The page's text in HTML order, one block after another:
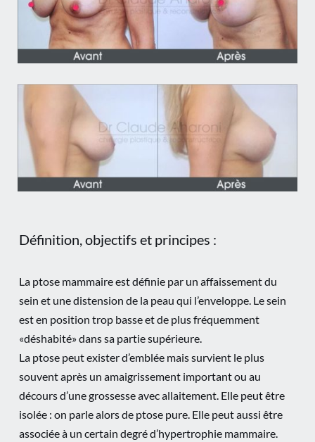
Définition, objectifs et principes :
La ptose mammaire est définie par un affaissement du
sein et une distension de la peau qui l’enveloppe. Le sein
est en position trop basse et de plus fréquemment
«déshabité» dans sa partie supérieure.
La ptose peut exister d’emblée mais survient le plus
souvent après un amaigrissement important ou au
décours d’une grossesse avec allaitement. Elle peut être
isolée : on parle alors de ptose pure. Elle peut aussi être
associée à un certain degré d’hypertrophie mammaire.